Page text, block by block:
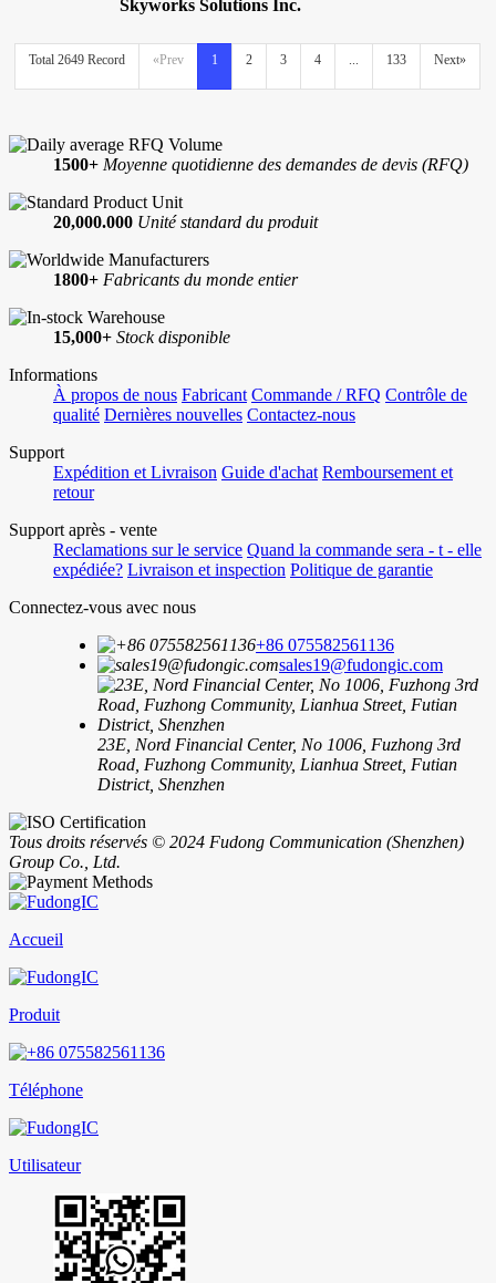
Skyworks Solutions Inc.
Total 2649 Record «Prev 1 2 3 4 ... 133 Next»
1500+ Moyenne quotidienne des demandes de devis (RFQ)
20,000.000 Unité standard du produit
1800+ Fabricants du monde entier
15,000+ Stock disponible
Informations
À propos de nous Fabricant Commande / RFQ Contrôle de
qualité Dernières nouvelles Contactez-nous
Support
Expédition et Livraison Guide d'achat Remboursement et
retour
Support après - vente
Reclamations sur le service Quand la commande sera - t - elle
expédiée? Livraison et inspection Politique de garantie
Connectez-vous avec nous
+86 075582561136
sales19@fudongic.com
23E, Nord Financial Center, No 1006, Fuzhong 3rd
Road, Fuzhong Community, Lianhua Street, Futian
District, Shenzhen
Tous droits réservés © 2024 Fudong Communication (Shenzhen)
Group Co., Ltd.
Accueil
Produit
Téléphone
Utilisateur